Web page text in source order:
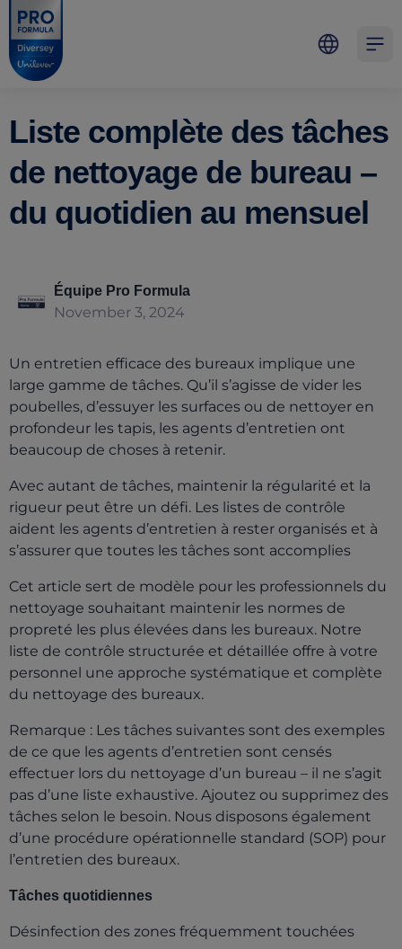
Skip to main content
Skip to navigation
Skip to footer
Pro Formula
Liste complète des tâches
de nettoyage de bureau –
du quotidien au mensuel
Équipe Pro Formula
November 3, 2024
Un entretien efficace des bureaux implique une
large gamme de tâches. Qu’il s’agisse de vider les
poubelles, d’essuyer les surfaces ou de nettoyer en
profondeur les tapis, les agents d’entretien ont
beaucoup de choses à retenir.
Avec autant de tâches, maintenir la régularité et la
rigueur peut être un défi. Les listes de contrôle
aident les agents d’entretien à rester organisés et à
s’assurer que toutes les tâches sont accomplies
Cet article sert de modèle pour les professionnels du
nettoyage souhaitant maintenir les normes de
propreté les plus élevées dans les bureaux. Notre
liste de contrôle structurée et détaillée offre à votre
personnel une approche systématique et complète
du nettoyage des bureaux.
Remarque : Les tâches suivantes sont des exemples
de ce que les agents d’entretien sont censés
effectuer lors du nettoyage d’un bureau – il ne s’agit
pas d’une liste exhaustive. Ajoutez ou supprimez des
tâches selon le besoin. Nous disposons également
d’une procédure opérationnelle standard (SOP) pour
l’entretien des bureaux.
Tâches quotidiennes
Désinfection des zones fréquemment touchées